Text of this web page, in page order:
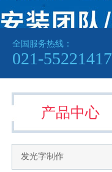
全国服务热线：
021-55221417
产品中心
发光字制作